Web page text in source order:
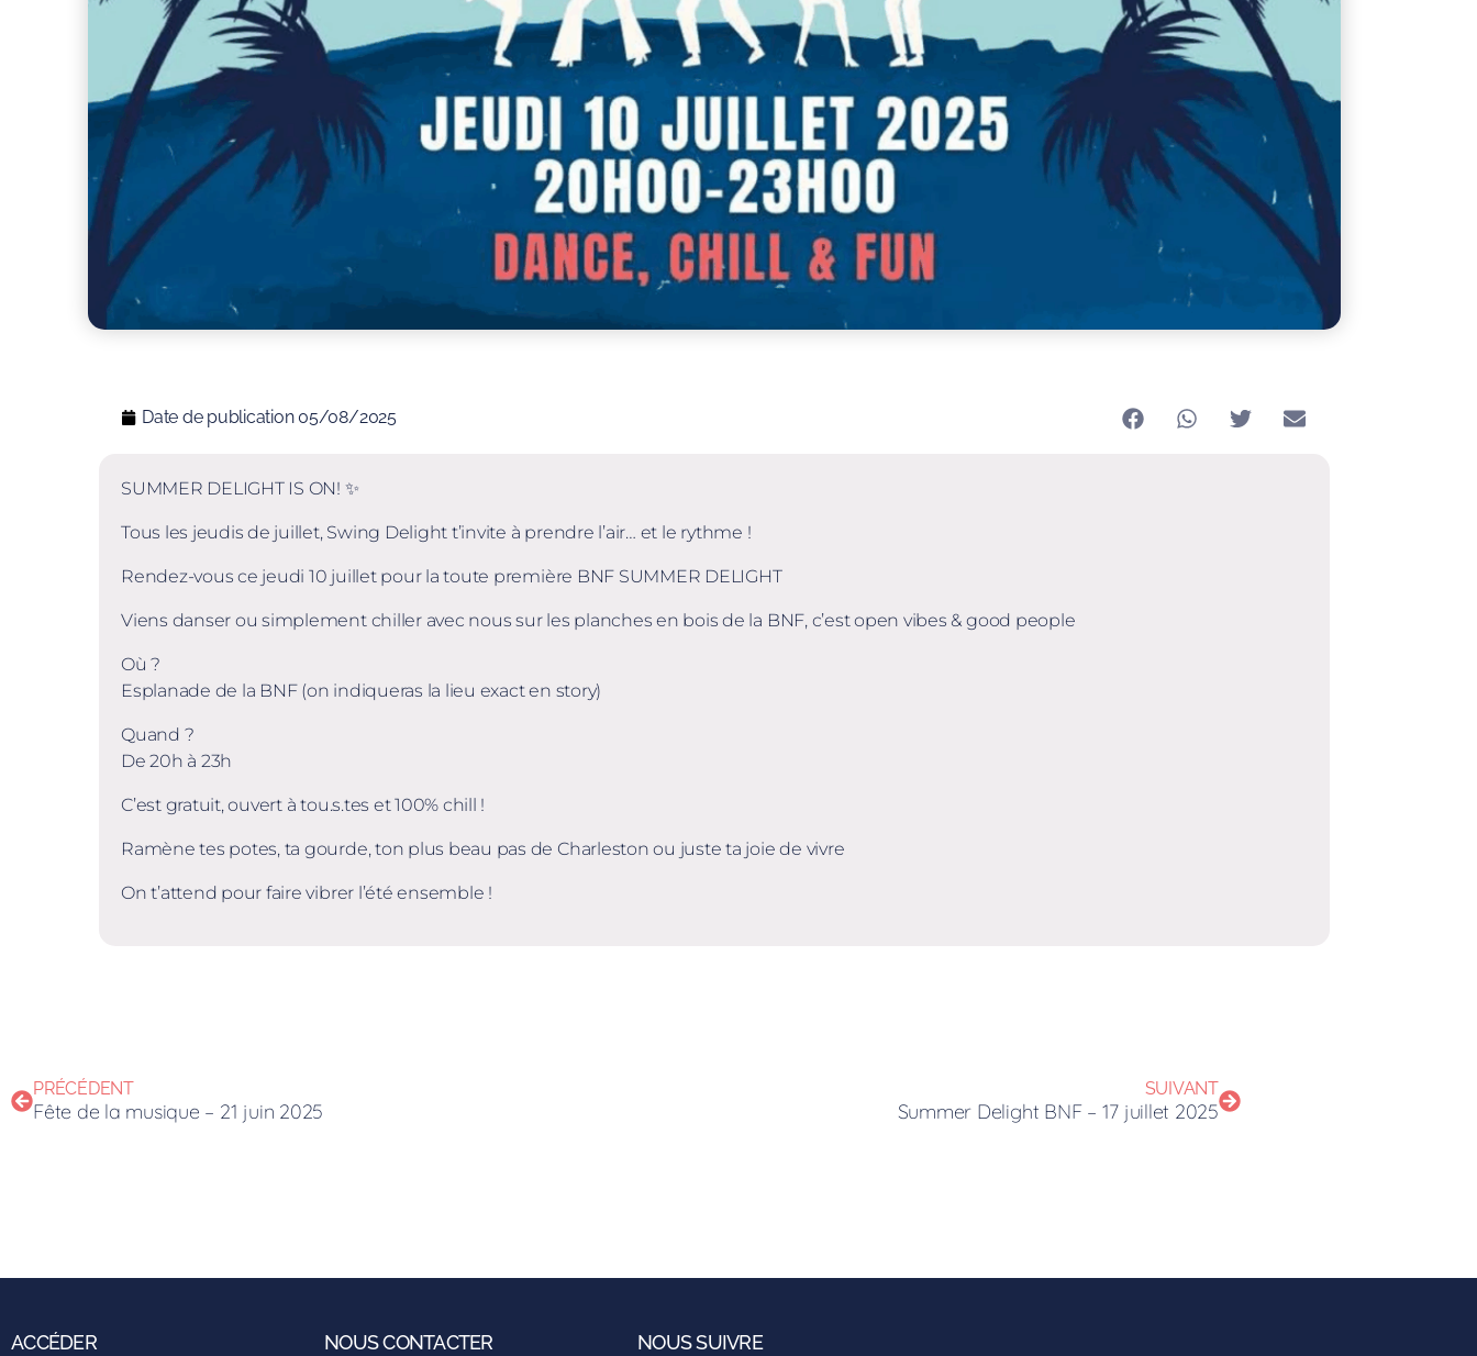
Date de publication 05/08/2025
SUMMER DELIGHT IS ON! ✨
Tous les jeudis de juillet, Swing Delight t’invite à prendre l’air… et le rythme !
Rendez-vous ce jeudi 10 juillet pour la toute première BNF SUMMER DELIGHT
Viens danser ou simplement chiller avec nous sur les planches en bois de la BNF, c’est open vibes & good people
Où ?
Esplanade de la BNF (on indiqueras la lieu exact en story)
Quand ?
De 20h à 23h
C’est gratuit, ouvert à tou.s.tes et 100% chill !
Ramène tes potes, ta gourde, ton plus beau pas de Charleston ou juste ta joie de vivre
On t’attend pour faire vibrer l’été ensemble !
PRÉCÉDENT
Fête de la musique – 21 juin 2025
SUIVANT
Summer Delight BNF – 17 juillet 2025
ACCÉDER NOUS CONTACTER
NOUS SUIVRE